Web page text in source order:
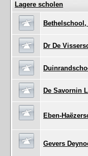
Lagere scholen
Dr De
De Savornin
Eben-
Gevers